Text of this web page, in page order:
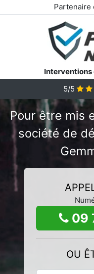
Partenaire
Interventions
5/5
Pour être mis
société de
09
OU